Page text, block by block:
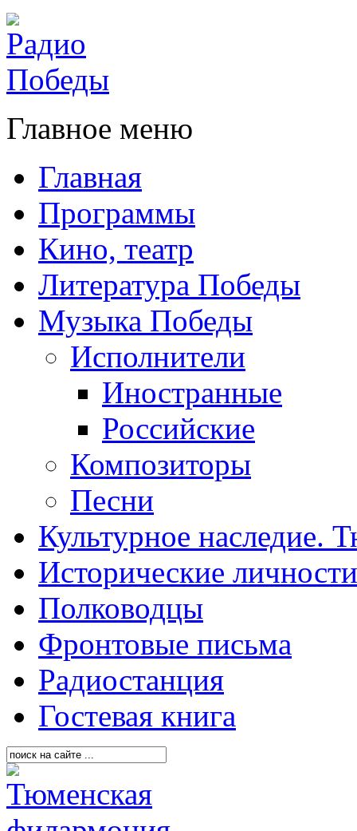
Главное меню
Главная
Программы
Кино, театр
Литература Победы
Музыка Победы
Исполнители
Иностранные
Российские
Композиторы
Песни
Культурное наследие.
Исторические личности
Полководцы
Фронтовые письма
Радиостанция
Гостевая книга